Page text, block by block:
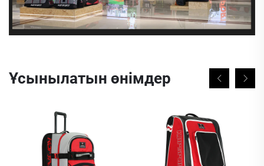
Ұсынылатын өнімдер